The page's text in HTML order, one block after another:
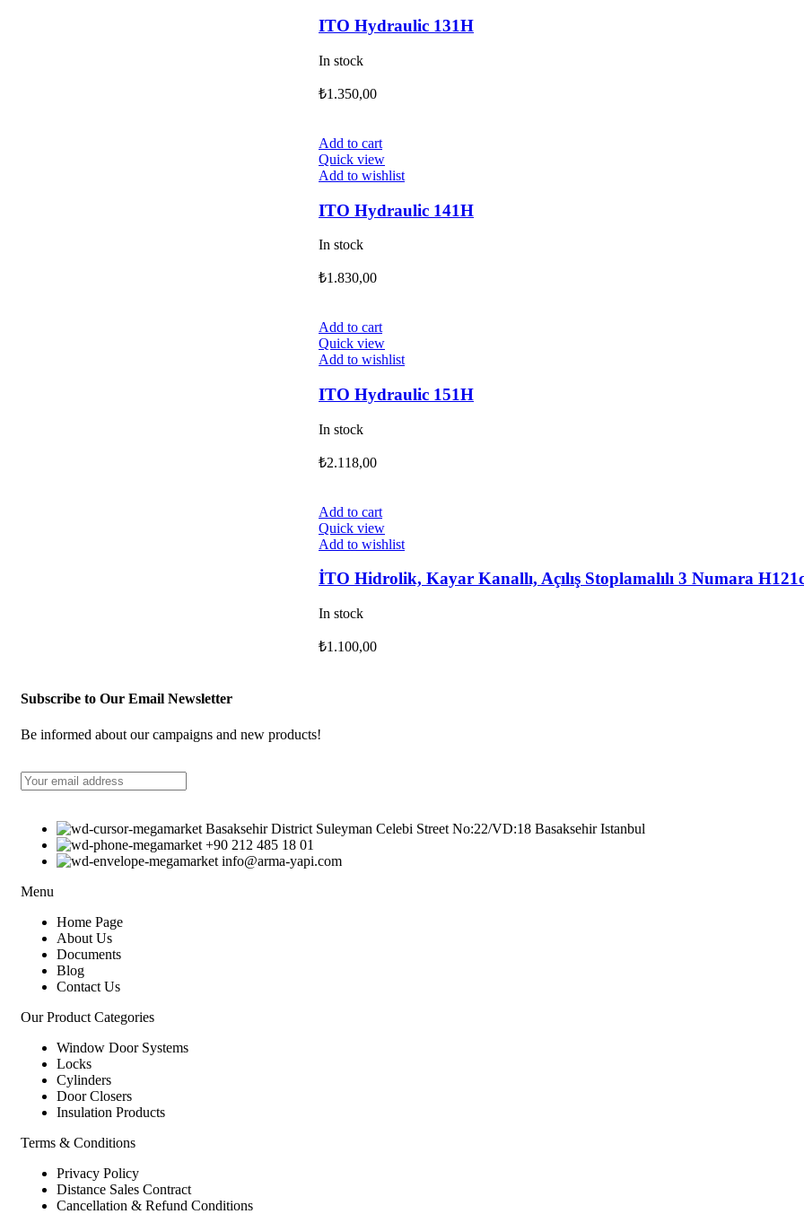
ITO Hydraulic 131H
In stock
₺1.350,00
Add to cart
Quick view
Add to wishlist
ITO Hydraulic 141H
In stock
₺1.830,00
Add to cart
Quick view
Add to wishlist
ITO Hydraulic 151H
In stock
₺2.118,00
Add to cart
Quick view
Add to wishlist
İTO Hidrolik, Kayar Kanallı, Açılış Stoplamalılı 3 Numara
In stock
₺1.100,00
Subscribe to Our Email Newsletter
Be informed about our campaigns and new products!
Basaksehir District Suleyman Celebi Street No:22/VD:18 Basaksehir Istanbul
+90 212 485 18 01
info@arma-yapi.com
Menu
Home Page
About Us
Documents
Blog
Contact Us
Our Product Categories
Window Door Systems
Locks
Cylinders
Door Closers
Insulation Products
Terms & Conditions
Privacy Policy
Distance Sales Contract
Cancellation & Refund Conditions